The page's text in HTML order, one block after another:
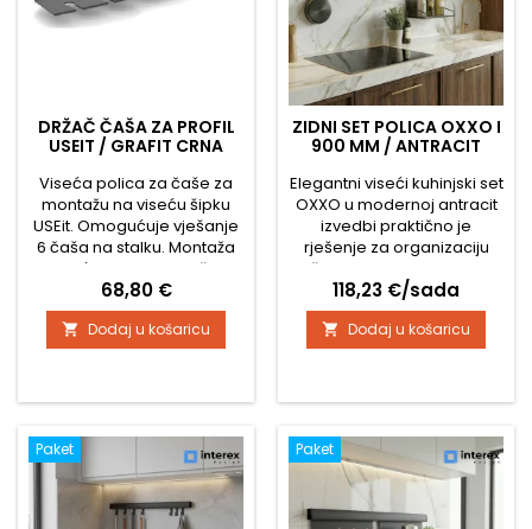
DRŽAČ ČAŠA ZA PROFIL
USEIT / GRAFIT CRNA
Viseća polica za čaše za
montažu na viseću šipku
USEit. Omogućuje vješanje
6 čaša na stalku. Montaža
moguća bilo gdje na šipki.
Duljina police je 600 mm.
Cijena
68,80 €
 Dodaj u košaricu
ZIDNI SET POLICA OXXO I
900 MM / ANTRACIT
Elegantni viseći kuhinjski set
OXXO u modernoj antracit
izvedbi praktično je
rješenje za organizaciju
vašeg kuhinjskog prostora.
Minimalistički dizajn
savršeno pristaje
modernim i industrijskim
kuhinjama te pruža
pohranu kuhinjskih
omogućuje pregledno
odlaganje kuhinjskog
pribora, začina ili manjih
pomagala...
Cijena
118,23 €/sada
 Dodaj u košaricu
Paket Paket